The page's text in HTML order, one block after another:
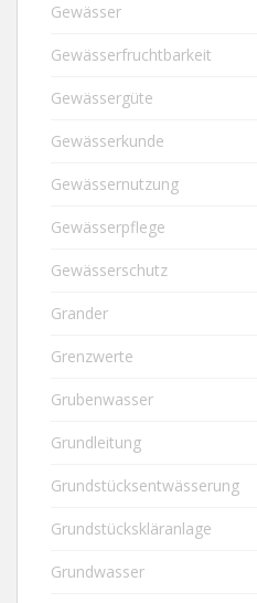
Gewässer
Gewässerfruchtbarkeit
Gewässergüte
Gewässerkunde
Gewässernutzung
Gewässerpflege
Gewässerschutz
Grander
Grenzwerte
Grubenwasser
Grundleitung
Grundstücksentwässerung
Grundstückskläranlage
Grundwasser